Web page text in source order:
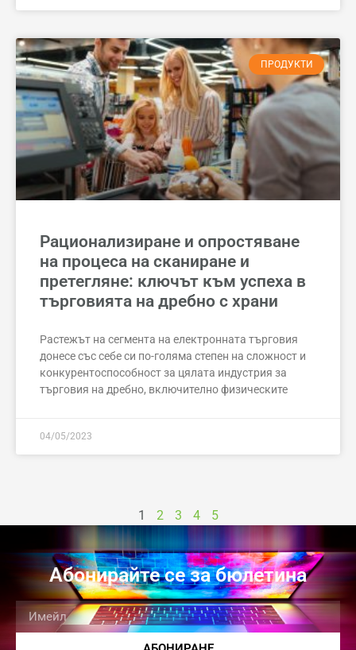
ПРОДУКТИ
Рационализиране и опростяване
на процеса на сканиране и
претегляне: ключът към успеха в
търговията на дребно с храни
Растежът на сегмента на електронната търговия
донесе със себе си по-голяма степен на сложност и
конкурентоспособност за цялата индустрия за
търговия на дребно, включително физическите
04/05/2023
1 2 3 4 5
Абонирайте се за бюлетина